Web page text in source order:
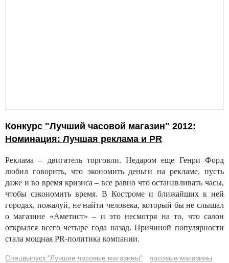
Конкурс "Лучший часовой магазин" 2012:
Номинация: Лучшая реклама и PR
Реклама – двигатель торговли. Недаром еще Генри Форд
любил говорить, что экономить деньги на рекламе, пусть
даже и во время кризиса – все равно что останавливать часы,
чтобы сэкономить время. В Костроме и ближайших к ней
городах, пожалуй, не найти человека, который бы не слышал
о магазине «Аметист» – и это несмотря на то, что салон
открылся всего четыре года назад. Причиной популярности
стала мощная PR-политика компании.
Спецвыпуск "Лучшие часовые магазины"
часовые магазины